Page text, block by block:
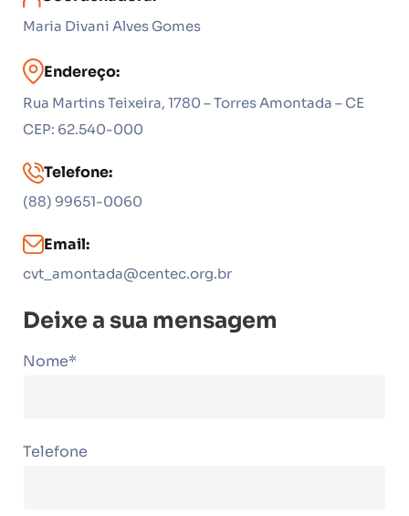
Maria Divani Alves Gomes
Endereço:
Rua Martins Teixeira, 1780 – Torres Amontada – CE
CEP: 62.540-000
Telefone:
(88) 99651-0060
Email:
cvt_amontada@centec.org.br
Deixe a sua mensagem
Nome*
Telefone